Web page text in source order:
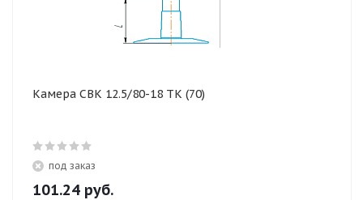
Камера СВК 12.5/80-18 ТК (70)
под заказ
101.24 руб.